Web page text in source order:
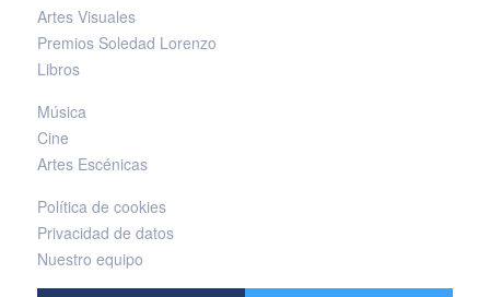
Artes Visuales
Premios Soledad Lorenzo
Libros
Música
Cine
Artes Escénicas
Política de cookies
Privacidad de datos
Nuestro equipo